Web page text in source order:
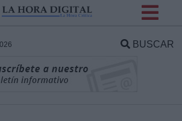
BUSCAR